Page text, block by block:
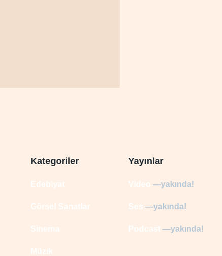
Kategoriler
Edebiyat
Görsel Sanatlar
Sinema
Müzik
Yayınlar
Video —yakında!
Ses —yakında!
Podcast —yakında!